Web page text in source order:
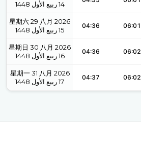
1448 ربيع الأول 14
星期六 29 八月 2026
1448 ربيع الأول 15
04:36 06:01
星期日 30 八月 2026
1448 ربيع الأول 16
04:36 06:02
星期一 31 八月 2026
1448 ربيع الأول 17
04:37 06:02